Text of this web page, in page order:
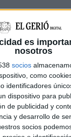
es
nosotros
socios
como
identificadores
dispositivo para
de publicidad y
y desarrollo de
socios
l'individu ha
intentava
del
posat a